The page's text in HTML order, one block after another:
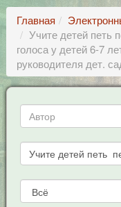
Главная
Учите детей петь
голоса у детей 6-7
руководителя дет.